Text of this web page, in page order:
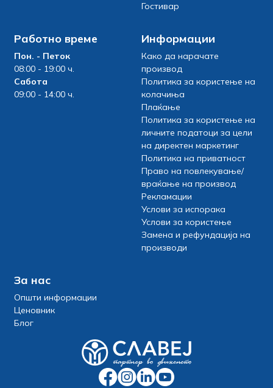
Гостивар
Работно време
Пон. - Петок
08:00 - 19:00 ч.
Сабота
09:00 - 14:00 ч.
Информации
Како да нарачате
производ
Политика за користење на
колачиња
Плаќање
Политика за користење на
личните податоци за цели
на директен маркетинг
Политика на приватност
Право на повлекување/
враќање на производ
Рекламации
Услови за испорака
Услови за користење
Замена и рефундација на
производи
За нас
Општи информации
Ценовник
Блог